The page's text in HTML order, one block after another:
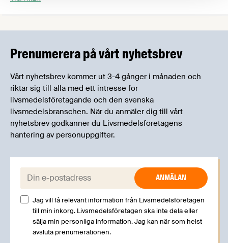
medlemsföretag, budskapsformulering och
han i fyra år på Utrikesdepartementet. Daniel har en pol.
mag. med statsvetenskaplig inriktning.
Prenumerera på vårt nyhetsbrev
Vårt nyhetsbrev kommer ut 3-4 gånger i månaden och
riktar sig till alla med ett intresse för
livsmedelsföretagande och den svenska
livsmedelsbranschen. När du anmäler dig till vårt
nyhetsbrev godkänner du Livsmedelsföretagens
hantering av personuppgifter.
E-post:
Jag vill få relevant information från Livsmedelsföretagen
till min inkorg. Livsmedelsföretagen ska inte dela eller
sälja min personliga information. Jag kan när som helst
avsluta prenumerationen.